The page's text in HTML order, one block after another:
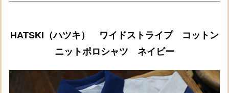
HATSKI（ハツキ） ワイドストライプ コットン
ニットポロシャツ ネイビー